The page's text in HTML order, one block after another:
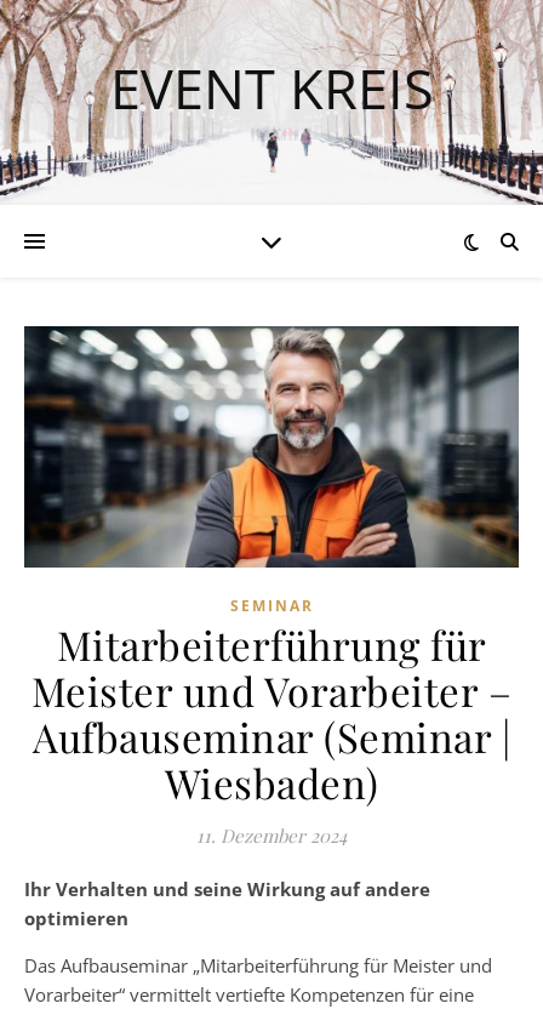
EVENT KREIS
SEMINAR
Mitarbeiterführung für
Meister und Vorarbeiter –
Aufbauseminar (Seminar |
Wiesbaden)
11. Dezember 2024
Ihr Verhalten und seine Wirkung auf andere
optimieren
Das Aufbauseminar „Mitarbeiterführung für Meister und
Vorarbeiter“ vermittelt vertiefte Kompetenzen für eine